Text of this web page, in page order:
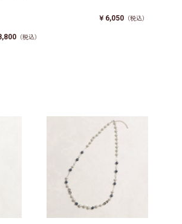
（税込）
￥6,050 （税込）